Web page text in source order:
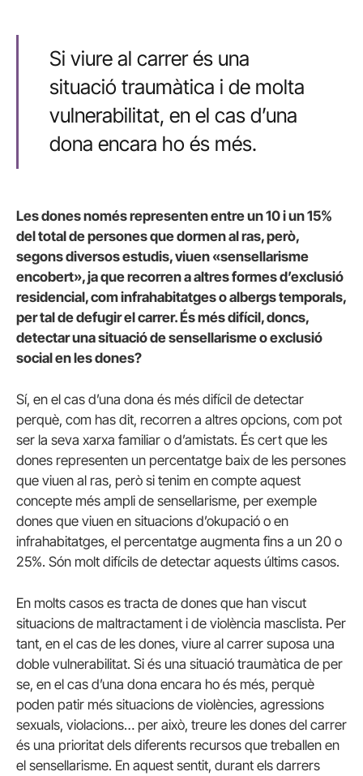
Si viure al carrer és una
situació traumàtica i de molta
vulnerabilitat, en el cas d’una
dona encara ho és més.
Les dones només representen entre un 10 i un 15%
del total de persones que dormen al ras, però,
segons diversos estudis, viuen «sensellarisme
encobert», ja que recorren a altres formes d’exclusió
residencial, com infrahabitatges o albergs temporals,
per tal de defugir el carrer. És més difícil, doncs,
detectar una situació de sensellarisme o exclusió
social en les dones?
Sí, en el cas d’una dona és més difícil de detectar
perquè, com has dit, recorren a altres opcions, com pot
ser la seva xarxa familiar o d’amistats. És cert que les
dones representen un percentatge baix de les persones
que viuen al ras, però si tenim en compte aquest
concepte més ampli de sensellarisme, per exemple
dones que viuen en situacions d’okupació o en
infrahabitatges, el percentatge augmenta fins a un 20 o
25%. Són molt difícils de detectar aquests últims casos.
En molts casos es tracta de dones que han viscut
situacions de maltractament i de violència masclista. Per
tant, en el cas de les dones, viure al carrer suposa una
doble vulnerabilitat. Si és una situació traumàtica de per
se, en el cas d’una dona encara ho és més, perquè
poden patir més situacions de violències, agressions
sexuals, violacions… per això, treure les dones del carrer
és una prioritat dels diferents recursos que treballen en
el sensellarisme. En aquest sentit, durant els darrers